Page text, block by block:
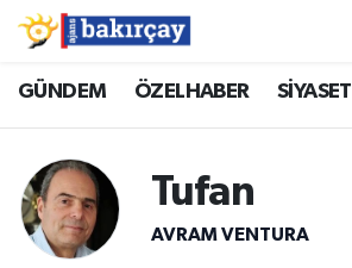
GÜNDEM ÖZELHABER SİYASET
Tufan
AVRAM VENTURA
İzmir Nöbetçi Eczaneler
İzmir Namaz Vakitleri